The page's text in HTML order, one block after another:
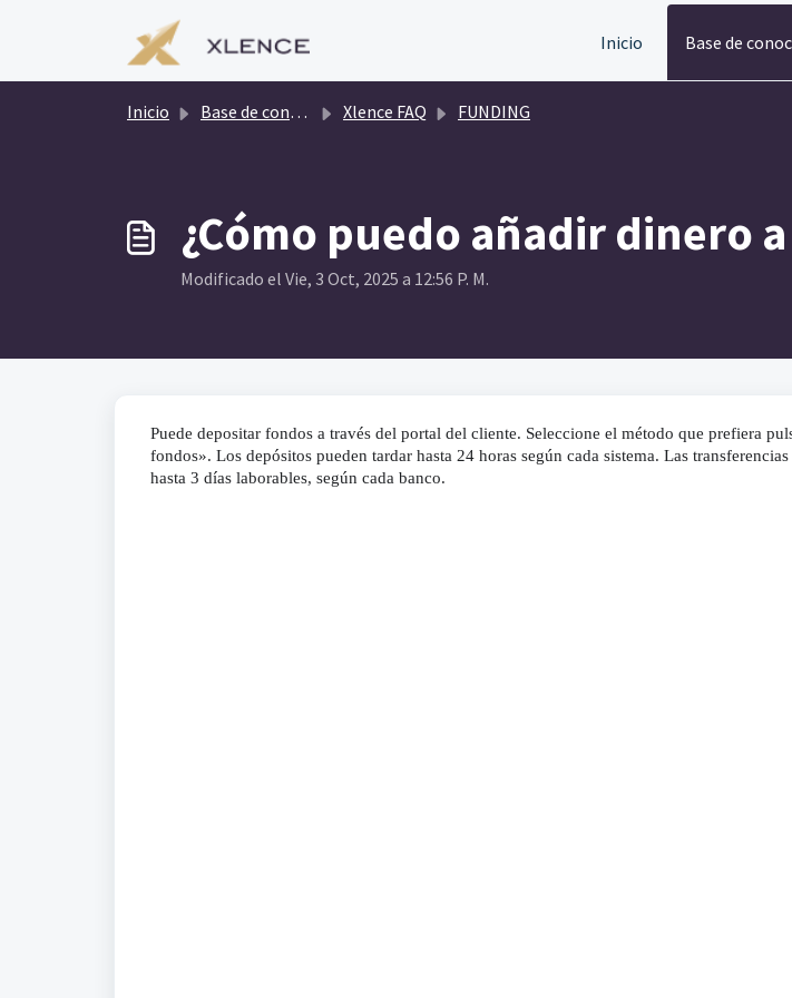
Inicio
Base de
Inicio Base de conocimientos Xlence FAQ FUNDING
¿Cómo puedo añadir dinero
Modificado el Vie, 3 Oct, 2025 a 12:56 P. M.
Puede depositar fondos a través del portal del cliente. Seleccione el método que prefiera
fondos». Los depósitos pueden tardar hasta 24 horas según cada sistema. Las
hasta 3 días laborables, según cada banco.